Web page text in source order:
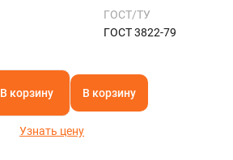
ГОСТ/ТУ
ГОСТ 3822-79
В корзину В корзину
Узнать цену